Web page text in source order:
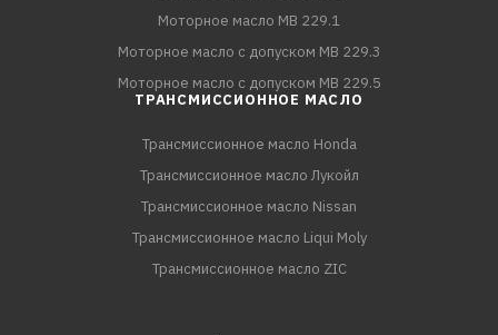
Моторное масло MB 229.1
Моторное масло с допуском MB 229.3
Моторное масло с допуском MB 229.5
ТРАНСМИССИОННОЕ МАСЛО
Трансмиссионное масло Honda
Трансмиссионное масло Лукойл
Трансмиссионное масло Nissan
Трансмиссионное масло Liqui Moly
Трансмиссионное масло ZIC